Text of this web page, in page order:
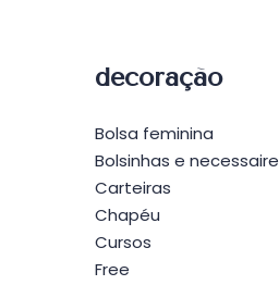
decoração
Bolsa feminina
Bolsinhas e necessaire
Carteiras
Chapéu
Cursos
Free